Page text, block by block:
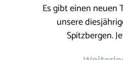
Es gibt einen
unsere
Spitzbergen.